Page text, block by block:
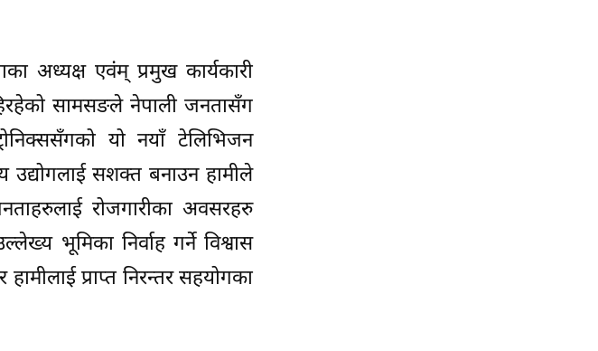
अध्यक्ष एवंंम् प्रमुख कार्यकारी
सामसङले नेपाली जनतासँग
यो नयाँ टेलिभिजन
सशक्त बनाउन हामीले
रोजगारीका अवसरहरु
भूमिका निर्वाह गर्ने विश्वास
प्राप्त निरन्तर सहयोगका